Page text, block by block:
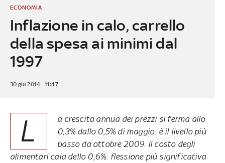
Inflazione in calo, carrello
della spesa ai minimi dal
1997
ECONOMIA
30 giu 2014 - 11:47
L
a crescita annua dei prezzi si ferma allo
0,3% dallo 0,5% di maggio: è il livello più
basso da ottobre 2009. Il costo degli
alimentari cala dello 0,6%: flessione più significativa